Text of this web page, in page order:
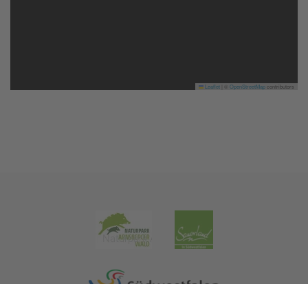
Leaflet OpenStreetMapcontributors